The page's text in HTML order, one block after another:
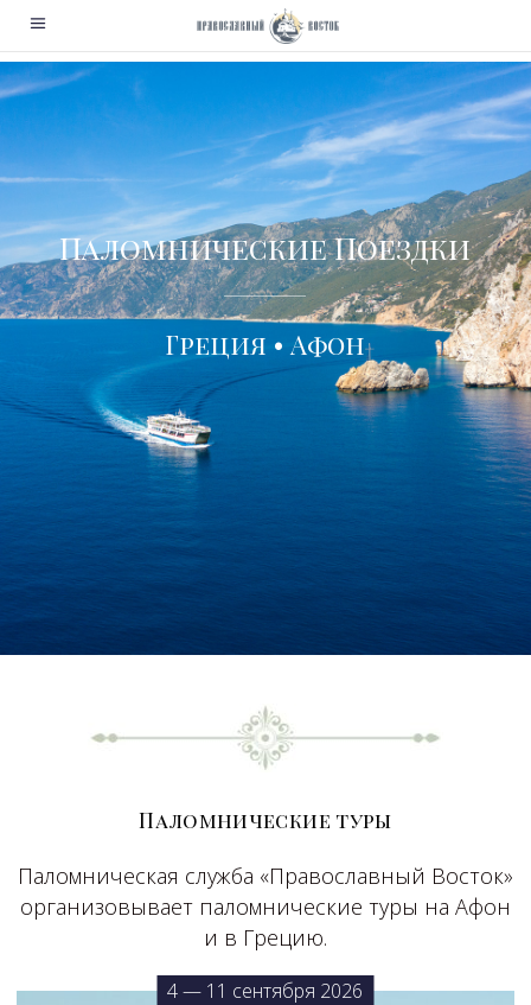
Паломнические Поездки
Греция • Афон
Паломнические туры
Паломническая служба «Православный Восток»
организовывает паломнические туры на Афон
и в Грецию.
4 — 11 сентября 2026